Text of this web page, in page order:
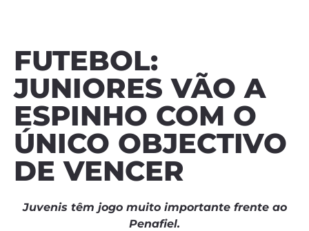
FUTEBOL:
JUNIORES VÃO A
ESPINHO COM O
ÚNICO OBJECTIVO
DE VENCER
Juvenis têm jogo muito importante frente ao
Penafiel.